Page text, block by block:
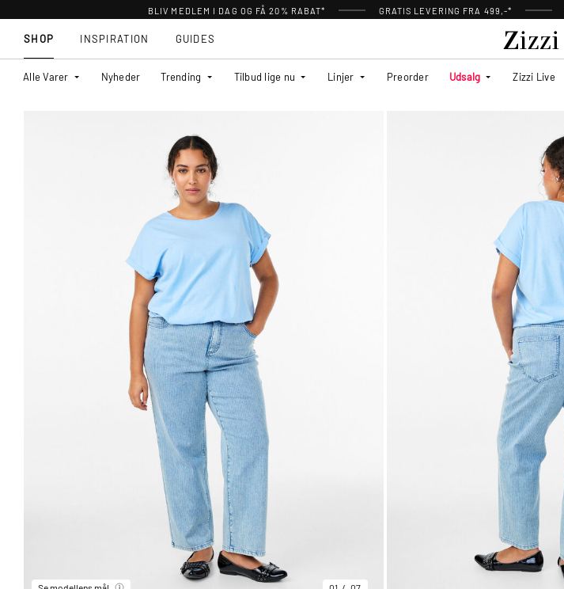
BLIV MEDLEM I DAG OG FÅ 20% RABAT* GRATIS LEVERING FRA 499,-*
SHOP
Alle Varer Nyheder Trending Tilbud lige nu Linjer Preorder Udsalg Zizzi Live
INSPIRATION GUIDES